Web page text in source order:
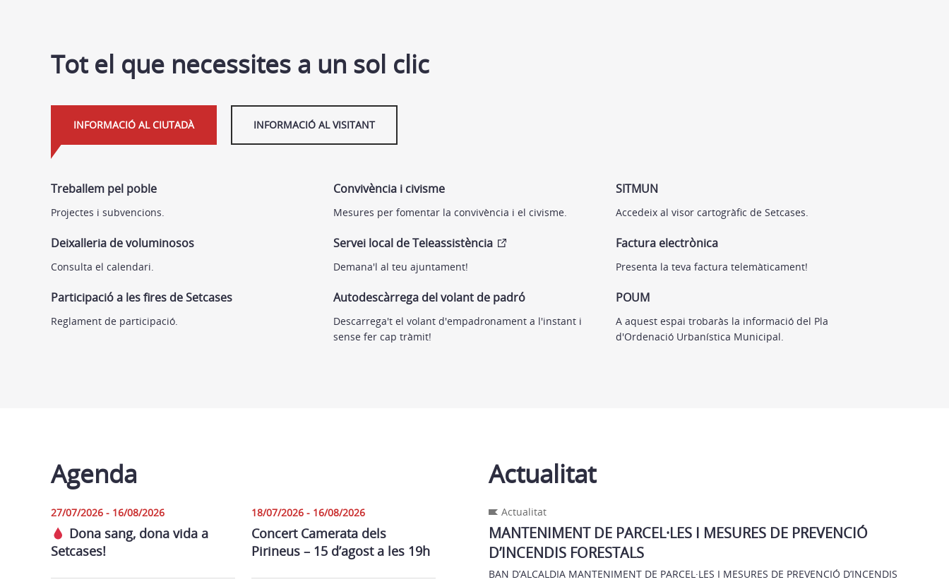
Tot el que necessites a un sol clic
INFORMACIÓ AL CIUTADÀ INFORMACIÓ AL VISITANT
Treballem pel poble
Projectes i subvencions.
Convivència i civisme
Mesures per fomentar la convivència i el civisme.
SITMUN
Accedeix al visor cartogràfic de Setcases.
Deixalleria de voluminosos
Consulta el calendari.
Servei local de Teleassistència
Demana'l al teu ajuntament!
Factura electrònica
Presenta la teva factura telemàticament!
Participació a les fires de Setcases
Reglament de participació.
Autodescàrrega del volant de padró
Descarrega't el volant d'empadronament a l'instant i
sense fer cap tràmit!
POUM
A aquest espai trobaràs la informació del Pla
d'Ordenació Urbanística Municipal.
Agenda
27/07/2026 - 16/08/2026
Dona sang, dona vida a
Setcases!
18/07/2026 - 16/08/2026
Concert Camerata dels
Pirineus – 15 d’agost a les 19h
Actualitat
Actualitat
MANTENIMENT DE PARCEL·LES I MESURES DE PREVENCIÓ
D’INCENDIS FORESTALS
BAN D’ALCALDIA MANTENIMENT DE PARCEL·LES I MESURES DE PREVENCIÓ D’INCENDIS